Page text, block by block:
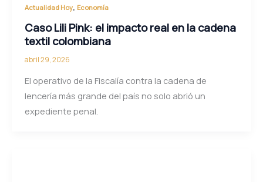
Actualidad Hoy, Economía
Caso Lili Pink: el impacto real en la cadena
textil colombiana
abril 29, 2026
El operativo de la Fiscalía contra la cadena de
lencería más grande del país no solo abrió un
expediente penal.